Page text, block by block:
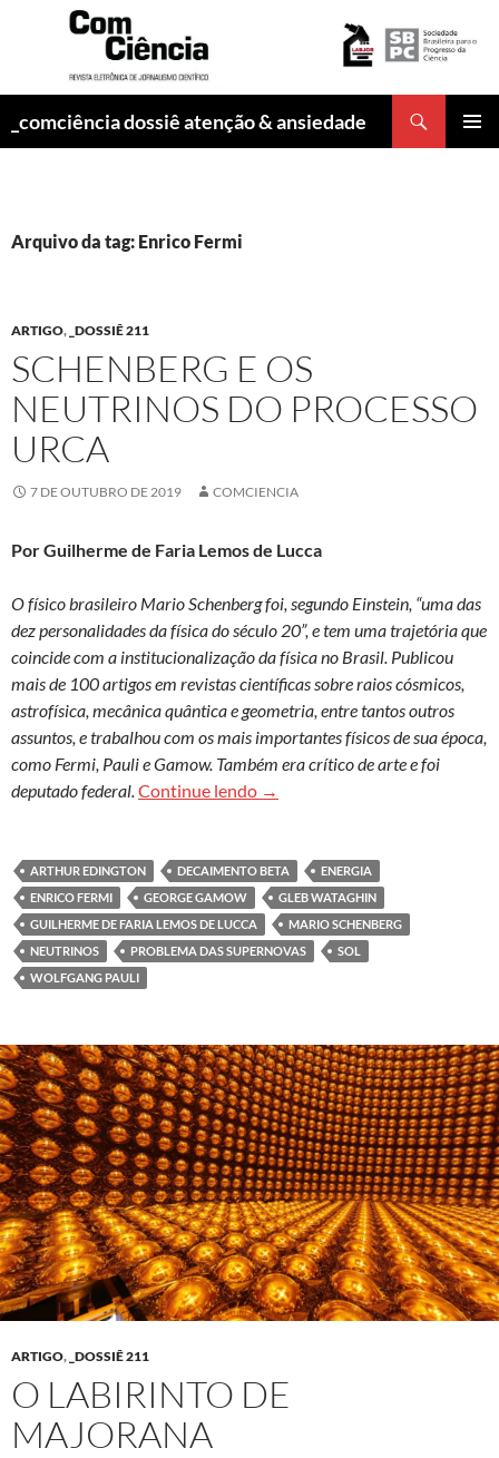
_comciência dossiê atenção & ansiedade
Arquivo da tag: Enrico Fermi
ARTIGO, _DOSSIÊ 211
SCHENBERG E OS
NEUTRINOS DO PROCESSO
URCA
7 DE OUTUBRO DE 2019 COMCIENCIA
Por Guilherme de Faria Lemos de Lucca
O físico brasileiro Mario Schenberg foi, segundo Einstein, “uma das
dez personalidades da física do século 20”, e tem uma trajetória que
coincide com a institucionalização da física no Brasil. Publicou
mais de 100 artigos em revistas científicas sobre raios cósmicos,
astrofísica, mecânica quântica e geometria, entre tantos outros
assuntos, e trabalhou com os mais importantes físicos de sua época,
como Fermi, Pauli e Gamow. Também era crítico de arte e foi
deputado federal.Continue lendo Schenberg e os neutrinos do
→
ARTHUR EDINGTON DECAIMENTO BETA
ENERGIA
ENRICO FERMI
GEORGE GAMOW
GLEB WATAGHIN
GUILHERME DE FARIA LEMOS DE LUCCA
MARIO SCHENBERG
NEUTRINOS
PROBLEMA DAS SUPERNOVAS
SOL
WOLFGANG PAULI
ARTIGO, _DOSSIÊ 211
O LABIRINTO DE
MAJORANA